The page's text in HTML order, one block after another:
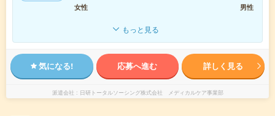
女性
男性
もっと見る
気になる! 応募へ進む 詳しく見る
派遣会社 日研トータルソーシング株式会社 メディカルケア事業部